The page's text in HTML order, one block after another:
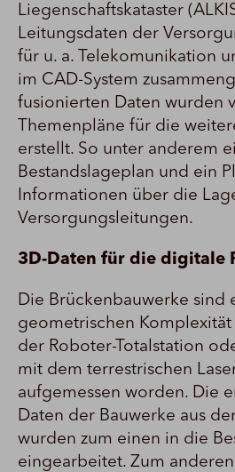
Liegenschaftskataster
Leitungsdaten der
für u. a. Telekomunikation
im CAD-System
fusionierten Daten wurden
Themenpläne für die
erstellt. So unter anderem
Bestandslageplan und ein
Informationen über die
Versorgungsleitungen.
3D-Daten für die digitale
Die Brückenbauwerke sind
geometrischen
der Roboter-Totalstation
mit dem terrestrischen
aufgemessen worden. Die
Daten der Bauwerke aus
wurden zum einen in die
eingearbeitet. Zum